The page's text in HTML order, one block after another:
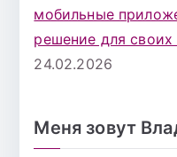
мобильные
решение для
24.02.2026
Меня зовут